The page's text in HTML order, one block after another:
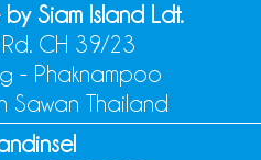
Siam Island Ldt.
CH 39/23
- Phaknampoo
Sawan Thailand